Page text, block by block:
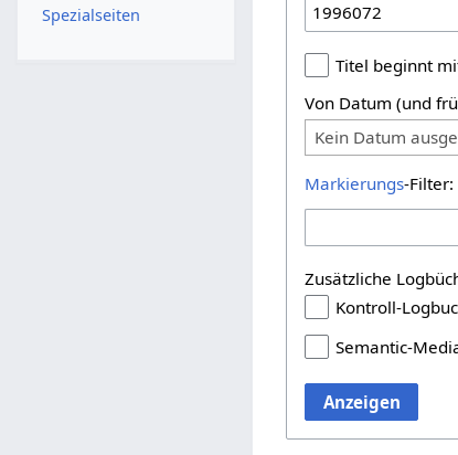
Titel beginnt
Von Datum (und
Kein Datum
Markierungs-Filter:
Zusätzliche
Kontroll-
Semantic-
Anzeigen
Spezialseiten